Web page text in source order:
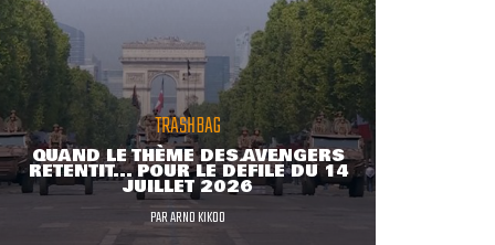
TRASHBAG
QUAND LE THÈME DES AVENGERS
RETENTIT... POUR LE DÉFILÉ DU 14
JUILLET 2026
PARARNO KIKOO